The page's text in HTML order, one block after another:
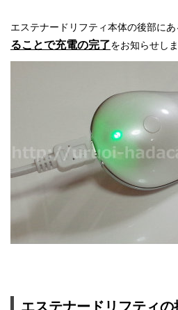
エステナードリフティ本体の後部にあ
ることで充電の完了をお知らせしま
エステナードリフティ